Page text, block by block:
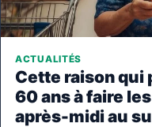
ACTUALITÉS
Cette raison qui
60 ans à faire
après-midi au